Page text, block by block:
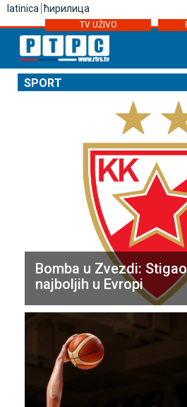
latinica ћирилица
TV UŽIVO
SPORT
Bomba u Zvezdi:
najboljih u Evropi